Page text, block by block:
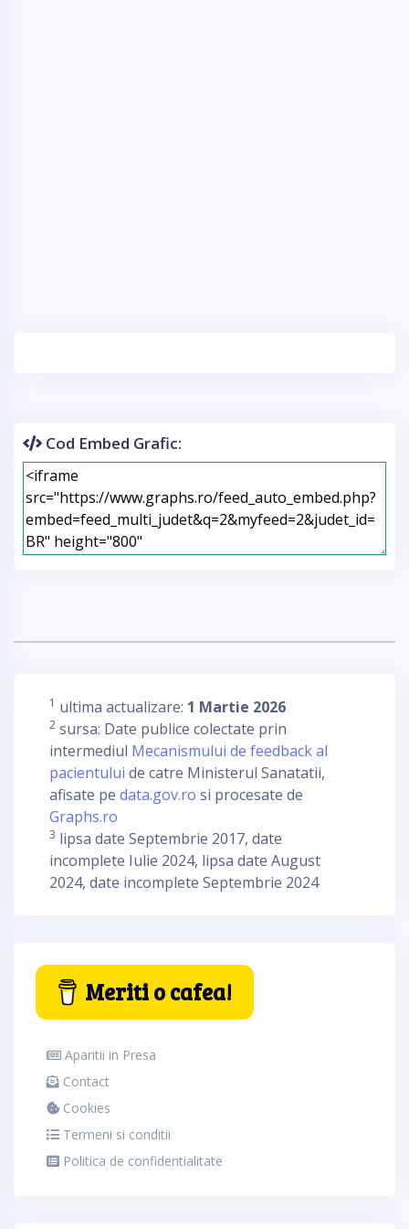
Cod Embed Grafic:
1 ultima actualizare: 1 Martie 2026
2 sursa: Date publice colectate prin
intermediul Mecanismului de feedback al
pacientului de catre Ministerul Sanatatii,
afisate pe data.gov.ro si procesate de
Graphs.ro
3 lipsa date Septembrie 2017, date
incomplete Iulie 2024, lipsa date August
2024, date incomplete Septembrie 2024
Meriti o cafea!
Aparitii in Presa
Contact
Cookies
Termeni si conditii
Politica de confidentialitate